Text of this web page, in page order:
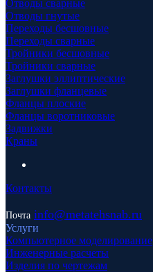
Отводы сварные
Отводы гнутые
Переходы бесшовные
Переходы сварные
Тройники бесшовные
Тройники сварные
Заглушки эллиптические
Заглушки фланцевые
Фланцы плоские
Фланцы воротниковые
Задвижки
Краны
Контакты
Почта info@metatehsnab.ru
Услуги
Компьютерное моделирование
Инженерные расчеты
Изделия по чертежам